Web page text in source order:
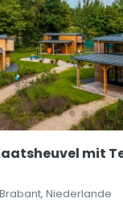
mit
Niederlande